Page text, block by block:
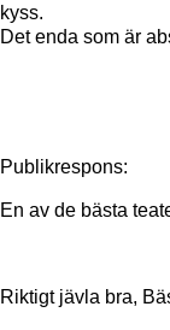
kyss.
Det enda som är
Publikrespons:
En av de bästa
Riktigt jävla bra,